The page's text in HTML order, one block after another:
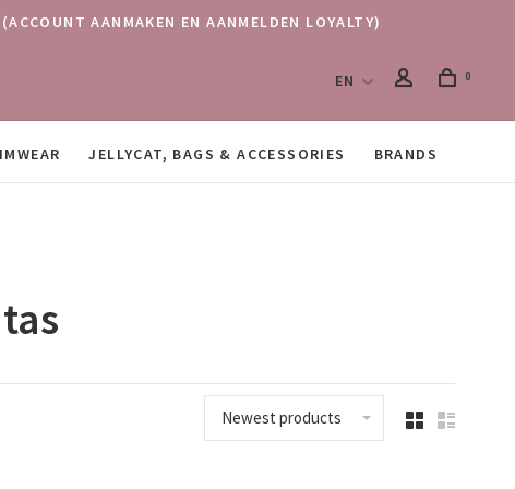
AANMAKEN EN AANMELDEN LOYALTY)
EN 0
JELLYCAT, BAGS & ACCESSORIES BRANDS
Newest products